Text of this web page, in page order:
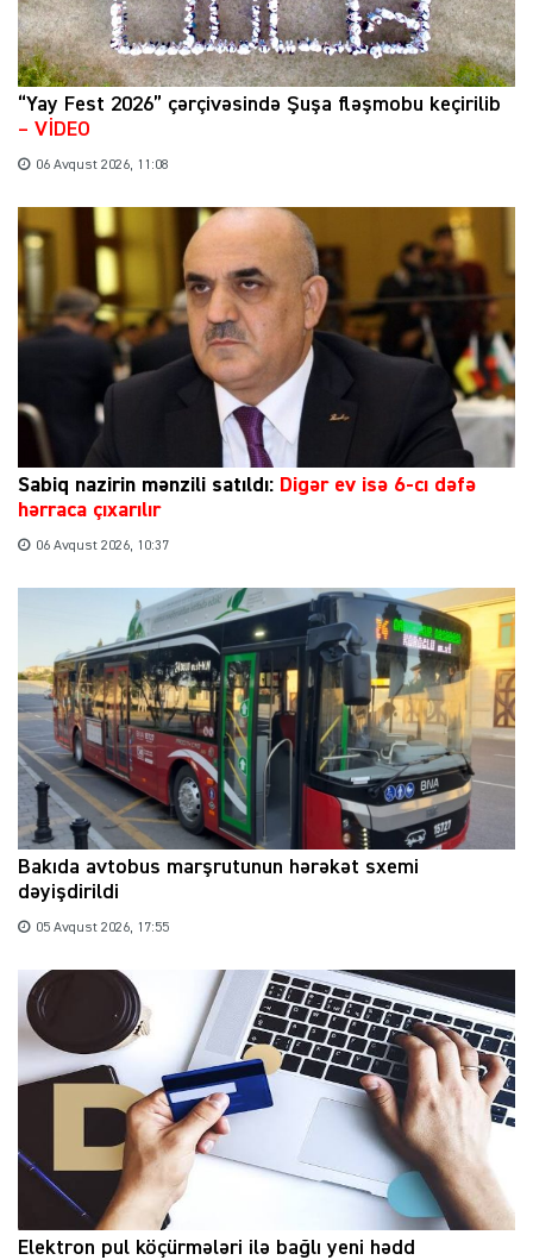
“Yay Fest 2026” çərçivəsində Şuşa fləşmobu keçirilib
– VİDEO
06 Avqust 2026, 11:08
Sabiq nazirin mənzili satıldı: Digər ev isə 6-cı dəfə
hərraca çıxarılır
06 Avqust 2026, 10:37
Bakıda avtobus marşrutunun hərəkət sxemi
dəyişdirildi
05 Avqust 2026, 17:55
Elektron pul köçürmələri ilə bağlı yeni hədd